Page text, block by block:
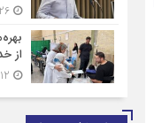
26 خرداد 1405 - 12:31
از